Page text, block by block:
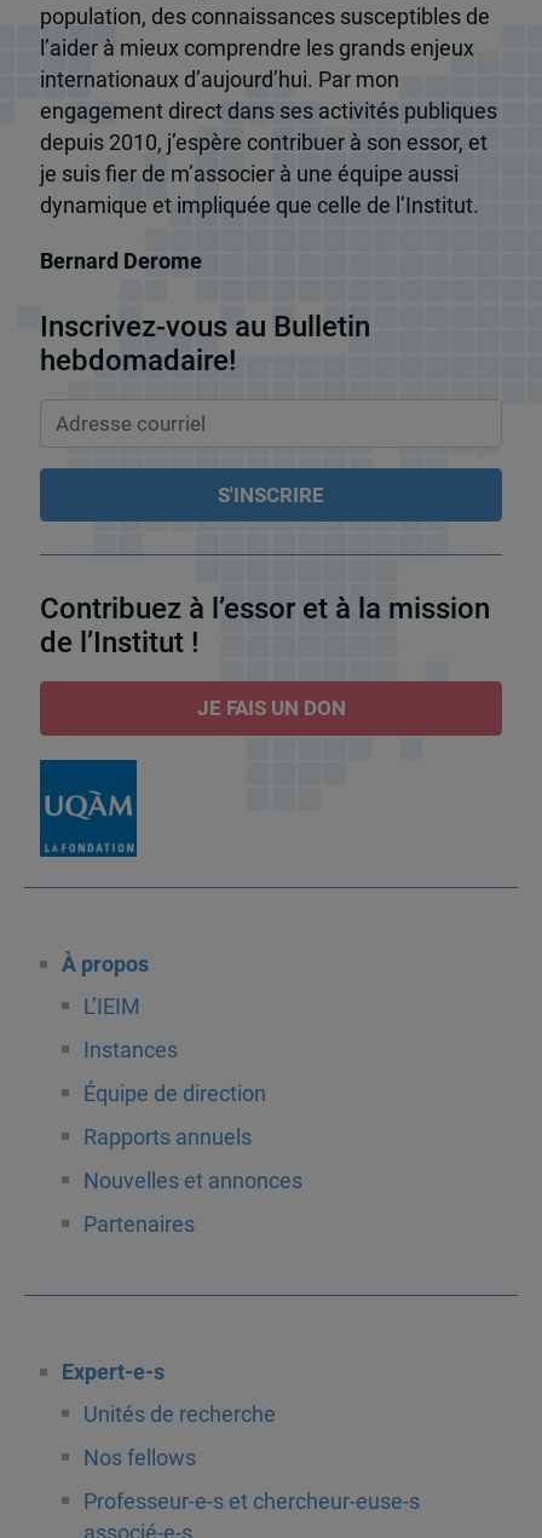
population, des connaissances susceptibles de
l’aider à mieux comprendre les grands enjeux
internationaux d’aujourd’hui. Par mon
engagement direct dans ses activités publiques
depuis 2010, j’espère contribuer à son essor, et
je suis fier de m’associer à une équipe aussi
dynamique et impliquée que celle de l’Institut.
Bernard Derome
Inscrivez-vous au Bulletin
hebdomadaire!
Contribuez à l’essor et à la mission
de l’Institut !
JE FAIS UN DON
À propos
L’IEIM
Instances
Équipe de direction
Rapports annuels
Nouvelles et annonces
Partenaires
Expert-e-s
Unités de recherche
Nos fellows
Professeur-e-s et chercheur-euse-s
associé-e-s